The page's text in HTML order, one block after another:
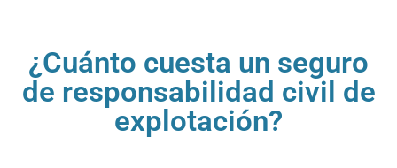
¿Cuánto cuesta un seguro
de responsabilidad civil de
explotación?